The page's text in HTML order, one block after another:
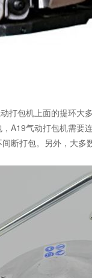
打包机上面的提环
A19气动打包机需
断打包。另外，大